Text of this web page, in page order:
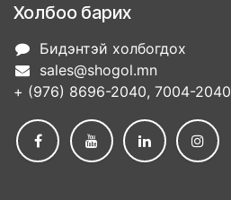
Холбоо барих
Бидэнтэй холбогдох
sales@shogol.mn
+ (976) 8696-2040, 7004-2040